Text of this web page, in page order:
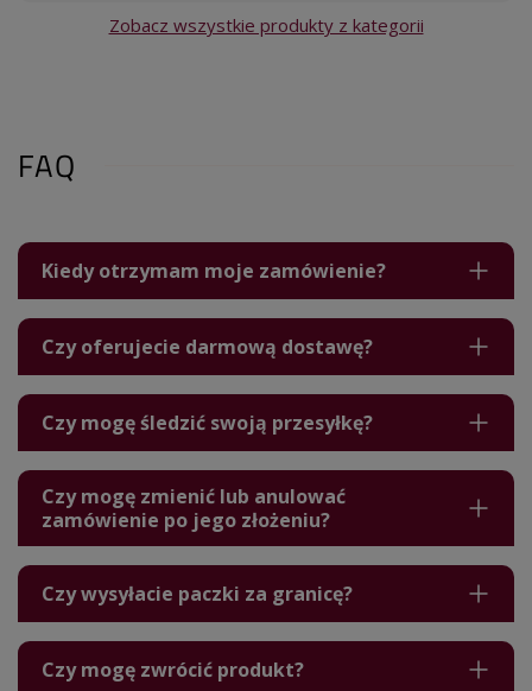
Zobacz wszystkie produkty z kategorii
FAQ
Kiedy otrzymam moje zamówienie?
Czy oferujecie darmową dostawę?
Czy mogę śledzić swoją przesyłkę?
Czy mogę zmienić lub anulować
zamówienie po jego złożeniu?
Czy wysyłacie paczki za granicę?
Czy mogę zwrócić produkt?